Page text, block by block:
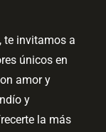
te invitamos a
únicos en
amor y
y
la más